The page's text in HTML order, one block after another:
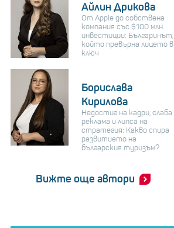
Айлин Дрикова
От Apple до собствена
компания със $100 млн.
инвестиции: Българинът,
който превърна лицето в
ключ
Борислава
Кирилова
Недостиг на кадри, слаба
реклама и липса на
стратегия: Какво спира
развитието на
българския туризъм?
Вижте още автори